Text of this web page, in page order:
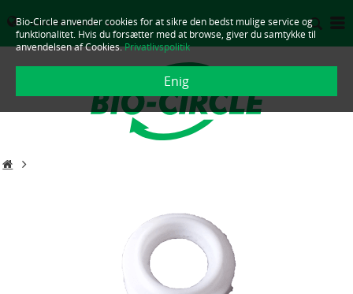
Bio-Circle anvender cookies for at sikre den bedst mulige service og
funktionalitet. Hvis du forsætter med at browse, giver du samtykke til
anvendelsen af Cookies.Privatlivspolitik
Enig
DANMARK - DANSK